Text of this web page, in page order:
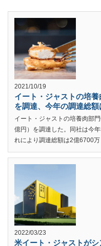
2021/10/19
イート・ジャストの培
を調達、今年の調達総額
イート・ジャストの培養肉部
億円）を調達した。同社は今
れにより調達総額は2億6700万
2022/03/23
米イート・ジャストが